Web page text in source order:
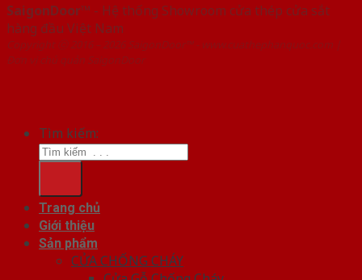
SaigonDoor™ - Hệ thống Showroom cửa thép cửa sắt
hàng đầu Việt Nam
Copyright ⓒ 2016 – 2026 SaigonDoor™ - www.cuathephanquoc.com |
Đơn vị chủ quản SaigonDoor
Tìm kiếm:
Trang chủ
Giới thiệu
Sản phẩm
CỬA CHỐNG CHÁY